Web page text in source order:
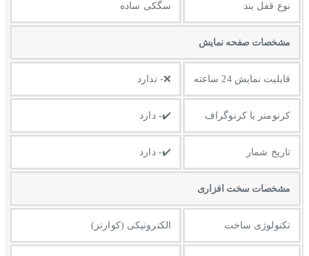
نوع قفل بند سگکی ساده
مشخصات صفحه نمايش
قابلیت نمایش 24 ساعته ❌- ندارد
کرنومتر یا کرنوگراف ✔️- دارد
تاریخ شمار ✔️- دارد
مشخصات سخت افزاری
تکنولوژی ساخت الکترونیکی (کوارتز)